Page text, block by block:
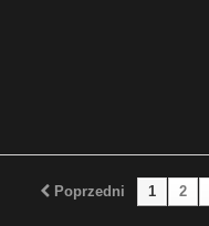
Poprzedni 1 2